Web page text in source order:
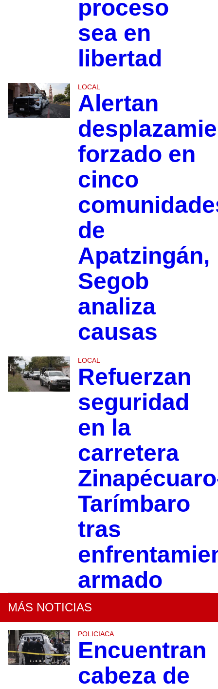
proceso
sea en
libertad
LOCAL
Alertan
forzado en
cinco
de
Apatzingán,
Segob
analiza
causas
LOCAL
Refuerzan
seguridad
en la
carretera
Tarímbaro
tras
armado
MÁS NOTICIAS
POLICIACA
Encuentran
cabeza de